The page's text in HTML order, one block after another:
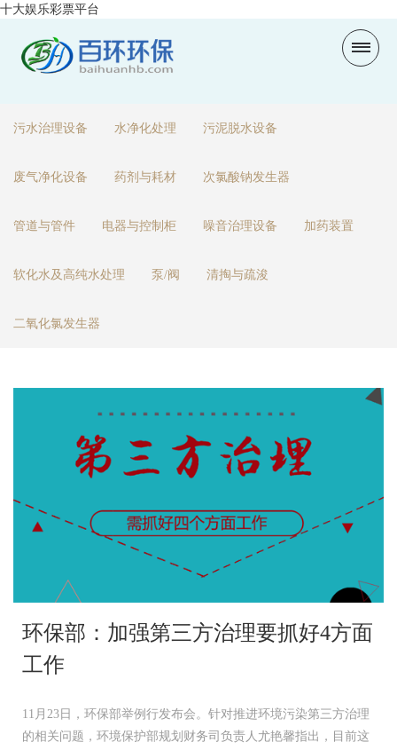
十大娱乐彩票平台
污水治理设备 水净化处理 污泥脱水设备
废气净化设备 药剂与耗材 次氯酸钠发生器
管道与管件 电器与控制柜 噪音治理设备 加药装置
软化水及高纯水处理 泵/阀 清掏与疏浚
二氧化氯发生器
环保部：加强第三方治理要抓好4方面
工作
11月23日，环保部举例行发布会。针对推进环境污染第三方治理
的相关问题，环境保护部规划财务司负责人尤艳馨指出，目前这